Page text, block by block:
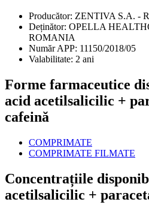
Producător: ZENTIVA S.A. -
Deținător: OPELLA
ROMANIA
Număr APP: 11150/2018/05
Valabilitate: 2 ani
Forme farmaceutice
acid acetilsalicilic +
cafeină
COMPRIMATE
COMPRIMATE FILMATE
Concentrațiile
acetilsalicilic +